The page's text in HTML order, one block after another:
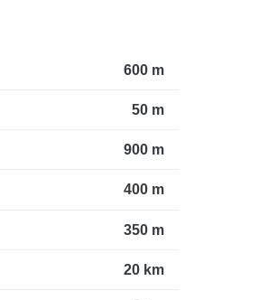
600 m
50 m
900 m
400 m
350 m
20 km